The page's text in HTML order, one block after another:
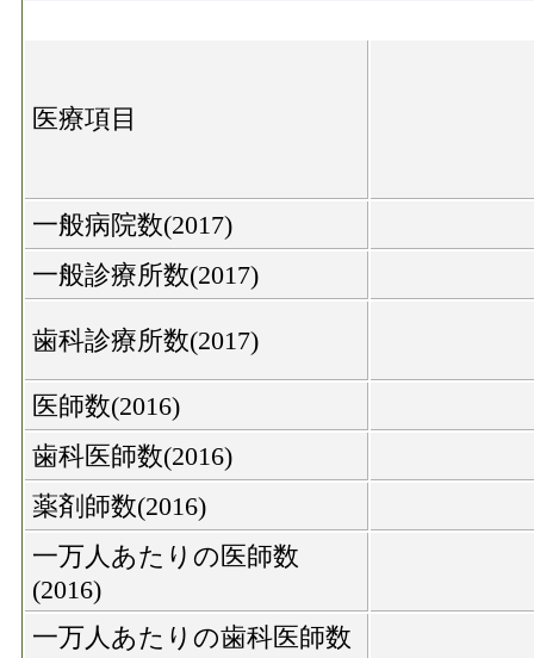
医療項目
一般病院数(2017)
一般診療所数(2017)
歯科診療所数(2017)
医師数(2016)
歯科医師数(2016)
薬剤師数(2016)
一万人あたりの医師数
(2016)
一万人あたりの歯科医師数